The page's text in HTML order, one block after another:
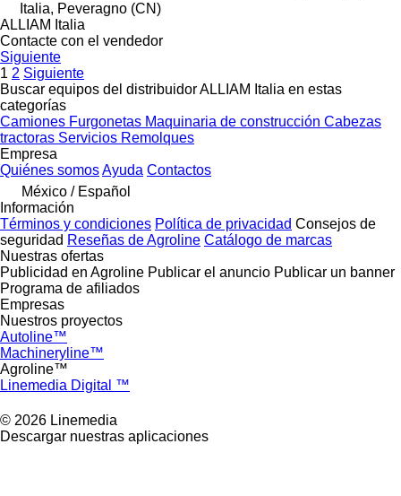
Italia, Peveragno (CN)
ALLIAM Italia
Contacte con el vendedor
Siguiente
1 2 Siguiente
Buscar equipos del distribuidor ALLIAM Italia en estas
categorías
Camiones Furgonetas Maquinaria de construcción Cabezas
tractoras Servicios Remolques
Empresa
Quiénes somosAyuda Contactos
México / Español
Información
Términos y condiciones Política de privacidad Consejos de
seguridad Reseñas de Agroline Catálogo de marcas
Nuestras ofertas
Publicidad en Agroline Publicar el anuncio Publicar un banner
Programa de afiliados
Empresas
Nuestros proyectos
Autoline™
Machineryline™
Agroline™
Linemedia Digital ™
© 2026 Linemedia
Descargar nuestras aplicaciones